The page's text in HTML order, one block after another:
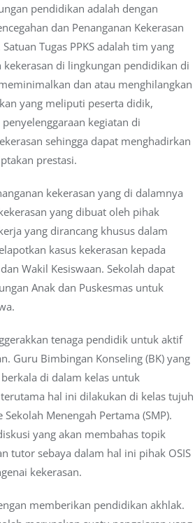
pendidikan adalah dengan
dan Penanganan Kekerasan
Tugas PPKS adalah tim yang
di lingkungan pendidikan di
dan atau menghilangkan
yang meliputi peserta didik,
kegiatan di
sehingga dapat menghadirkan
prestasi.
kekerasan yang di dalamnya
yang dibuat oleh pihak
yang dirancang khusus dalam
kasus kekerasan kepada
Wakil Kesiswaan. Sekolah dapat
Anak dan Puskesmas untuk
tenaga pendidik untuk aktif
Guru Bimbingan Konseling (BK) yang
di dalam kelas untuk
hal ini dilakukan di kelas tujuh
Menengah Pertama (SMP).
yang akan membahas topik
tutor sebaya dalam hal ini pihak OSIS
kekerasan.
memberikan pendidikan akhlak.